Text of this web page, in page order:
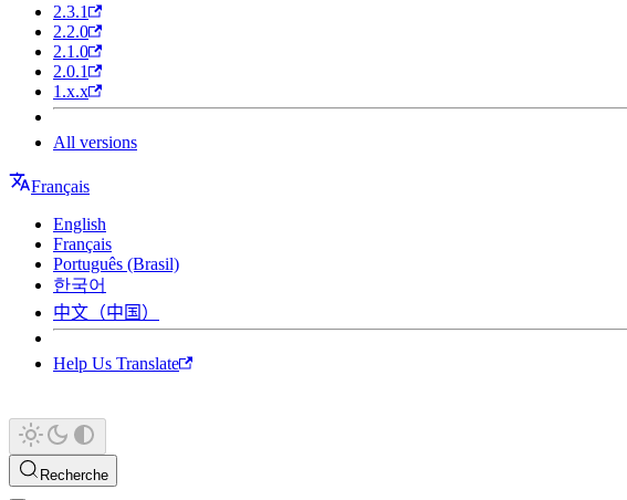
2.3.1
2.2.0
2.1.0
2.0.1
1.x.x
All versions
Français
English
Français
Português (Brasil)
한국어
中文（中国）
Help Us Translate
Recherche